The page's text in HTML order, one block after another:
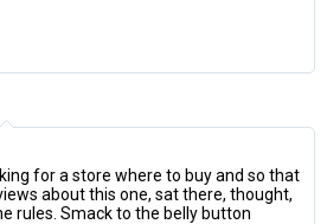
for a store where to buy and so that
about this one, sat there, thought,
rules. Smack to the belly button